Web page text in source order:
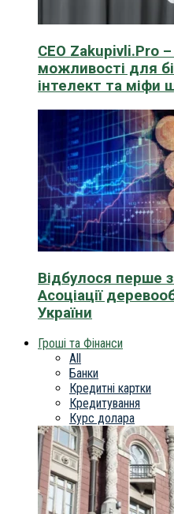
CEO Zakupivli.Pro
можливості для
інтелект та міфи
Відбулося перше
Асоціації
України
Гроші та Фінанси
All
Банки
Кредитні картки
Кредитування
Курс долара